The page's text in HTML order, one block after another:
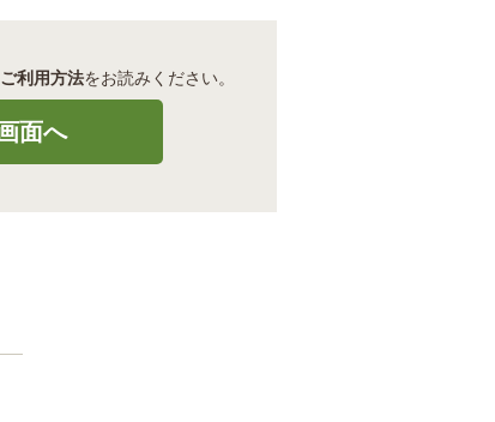
ご利用方法をお読みください。